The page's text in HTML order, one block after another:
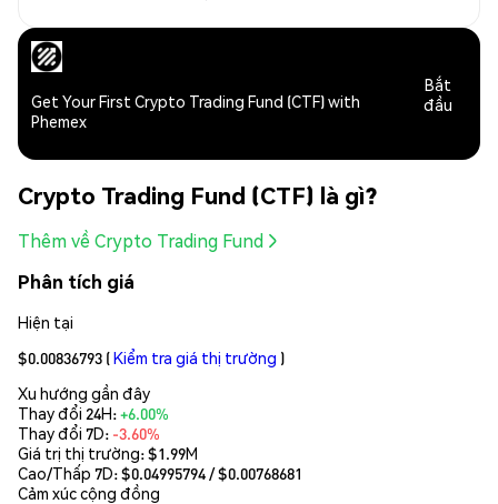
Get Your First Crypto Trading Fund (CTF) with
Phemex
Bắt
đầu
Crypto Trading Fund (CTF) là gì?
Thêm về Crypto Trading Fund
Phân tích giá
Hiện tại
$0.00836793 (Kiểm tra giá thị trường )
Xu hướng gần đây
Thay đổi 24H:+6.00%
Thay đổi 7D: -3.60%
Giá trị thị trường:$1.99M
Cao/Thấp 7D: $0.04995794/ $0.00768681
Cảm xúc cộng đồng